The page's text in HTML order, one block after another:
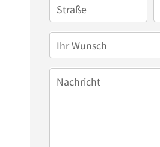
Straße
Ihr Wunsch
Nachricht